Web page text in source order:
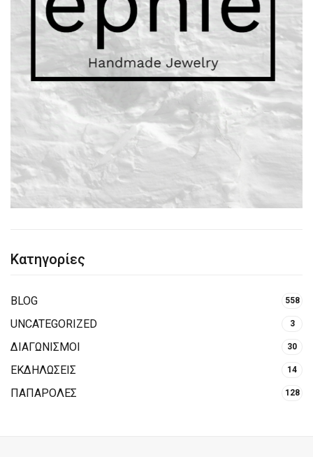
Κατηγορίες
BLOG 558
UNCATEGORIZED 3
ΔΙΑΓΩΝΙΣΜΟΙ 30
ΕΚΔΗΛΩΣΕΙΣ 14
ΠΑΠΑΡΟΛΕΣ 128